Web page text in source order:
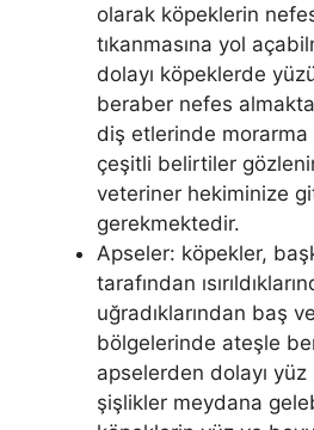
olarak köpeklerin
tıkanmasına yol
dolayı köpeklerde
beraber nefes
diş etlerinde morarma
çeşitli belirtiler
veteriner hekiminize
gerekmektedir.
Apseler: köpekler,
tarafından
uğradıklarından baş
bölgelerinde ateşle
apselerden dolayı
şişlikler meydana